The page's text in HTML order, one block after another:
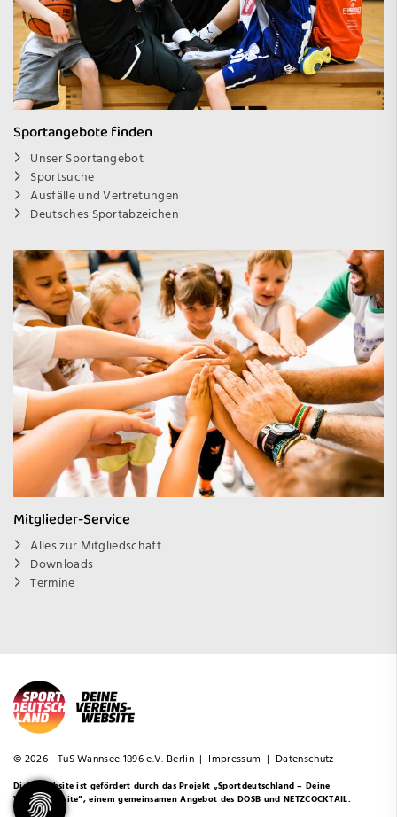
Sportangebote finden
Unser Sportangebot
Sportsuche
Ausfälle und Vertretungen
Deutsches Sportabzeichen
Mitglieder-Service
Alles zur Mitgliedschaft
Downloads
Termine
© 2026 - TuS Wannsee 1896 e.V. Berlin | Impressum | Datenschutz
Diese Website ist gefördert durch das Projekt „Sportdeutschland – Deine
Vereinswebsite”, einem gemeinsamen Angebot des DOSB und NETZCOCKTAIL.